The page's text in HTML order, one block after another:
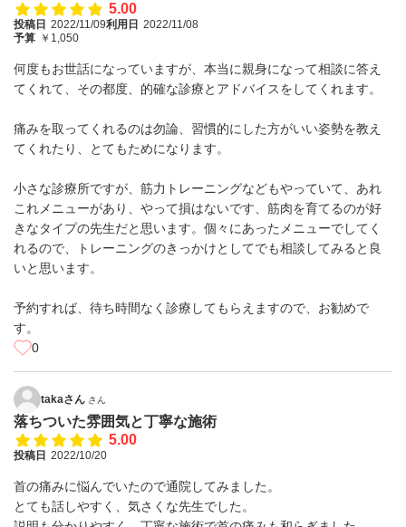
5.00
投稿日 2022/11/09利用日 2022/11/08
予算 ￥1,050
何度もお世話になっていますが、本当に親身になって相談に答え
てくれて、その都度、的確な診療とアドバイスをしてくれます。
痛みを取ってくれるのは勿論、習慣的にした方がいい姿勢を教え
てくれたり、とてもためになります。
小さな診療所ですが、筋力トレーニングなどもやっていて、あれ
これメニューがあり、やって損はないです、筋肉を育てるのが好
きなタイプの先生だと思います。個々にあったメニューでしてく
れるので、トレーニングのきっかけとしてでも相談してみると良
いと思います。
予約すれば、待ち時間なく診療してもらえますので、お勧めで
す。
0
takaさん さん
落ちついた雰囲気と丁寧な施術
5.00
投稿日 2022/10/20
首の痛みに悩んでいたので通院してみました。
とても話しやすく、気さくな先生でした。